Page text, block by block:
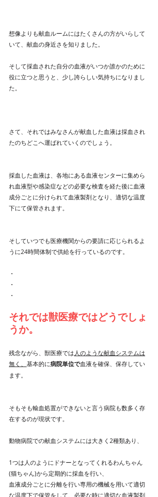
想像よりも献血ルームにはたくさんの方がいらして
いて、献血の身近さを知りました。
そして採血された自分の血液がいつか誰かのために
役に立つと思うと、少し誇らしい気持ちになりまし
た。
さて、それではみなさんが献血した血液は採血され
たのちどこへ運ばれていくのでしょう。
採血した血液は、各地にある血液センターに集めら
れ血液型や感染症などの必要な検査を経た後に血液
成分ごとに分けられて血液製剤となり、適切な温度
下にて保管されます。
そしていつでも医療機関からの要請に応じられるよ
うに24時間体制で供給を行っているのです。
・
・
・
それでは獣医療ではどうでしょ
うか。
残念ながら、獣医療では 人のような献血システムは
無く、 基本的に病院単位で血液を確保、保存してい
ます。
そもそも輸血処置ができないと言う病院も数多く存
在するのが現状です。
動物病院での献血システムには大きく2種類あり、
1つは人のようにドナーとなってくれるわんちゃん
(猫ちゃん)から定期的に採血を行い、
血液成分ごとに分離を行い専用の機械を用いて適切
な温度下で保管をして、必要な時に適切な血液製剤